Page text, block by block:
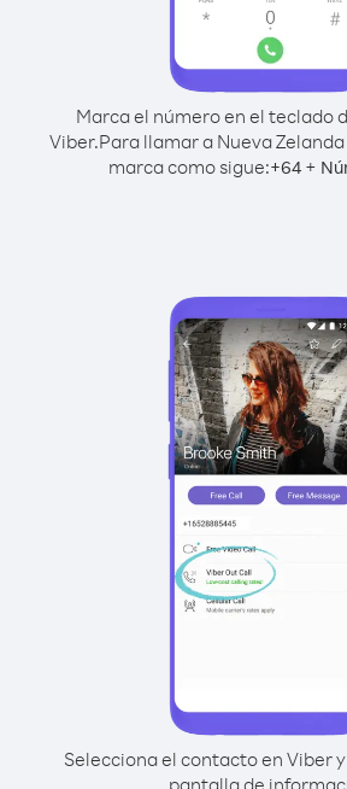
Marca el número en el teclado
Viber.Para llamar a Nueva
marca como sigue:+64 +
Selecciona el contacto en Viber
pantalla de